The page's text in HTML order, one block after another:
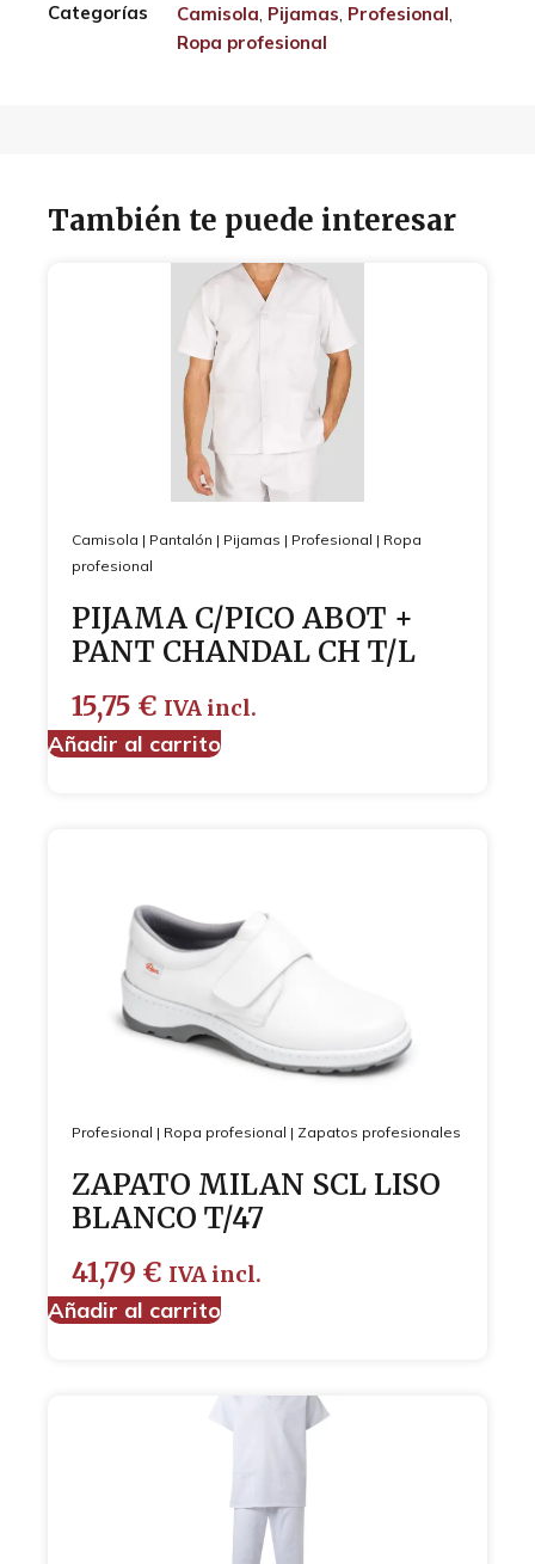
Categorías
Camisola, Pijamas, Profesional,
Ropa profesional
También te puede interesar
Camisola | Pantalón | Pijamas | Profesional | Ropa
profesional
PIJAMA C/PICO ABOT +
PANT CHANDAL CH T/L
15,75 € IVA incl.
Añadir al carrito
Profesional | Ropa profesional | Zapatos profesionales
ZAPATO MILAN SCL LISO
BLANCO T/47
41,79 € IVA incl.
Añadir al carrito